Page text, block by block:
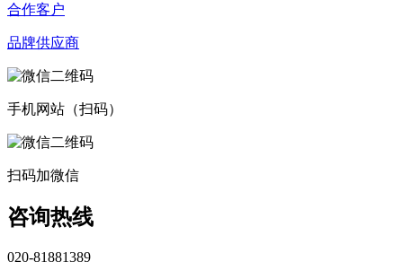
合作客户
品牌供应商
手机网站（扫码）
扫码加微信
咨询热线
020-81881389